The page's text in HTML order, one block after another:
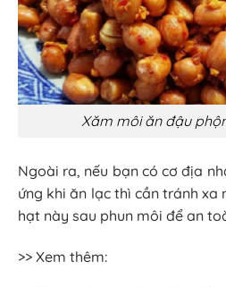
Xăm môi ăn đậu
Ngoài ra, nếu bạn có cơ địa
ứng khi ăn lạc thì cần tránh xa
hạt này sau phun môi để an
>> Xem thêm: